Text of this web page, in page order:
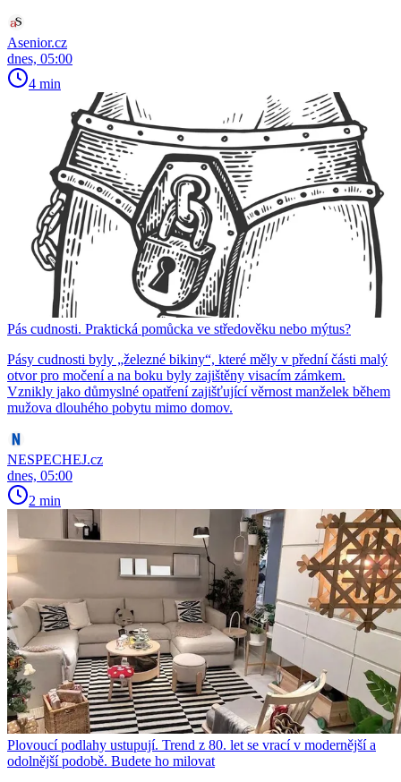
Asenior.cz
dnes, 05:00
4 min
Pás cudnosti. Praktická pomůcka ve středověku nebo mýtus?
Pásy cudnosti byly „železné bikiny“, které měly v přední části malý
otvor pro močení a na boku byly zajištěny visacím zámkem.
Vznikly jako důmyslné opatření zajišťující věrnost manželek během
mužova dlouhého pobytu mimo domov.
NESPECHEJ.cz
dnes, 05:00
2 min
Plovoucí podlahy ustupují. Trend z 80. let se vrací v modernější a
odolnější podobě. Budete ho milovat